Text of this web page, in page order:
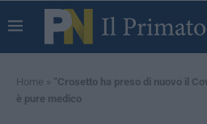
Home » “Crosetto ha preso di nuovo il
è pure medico